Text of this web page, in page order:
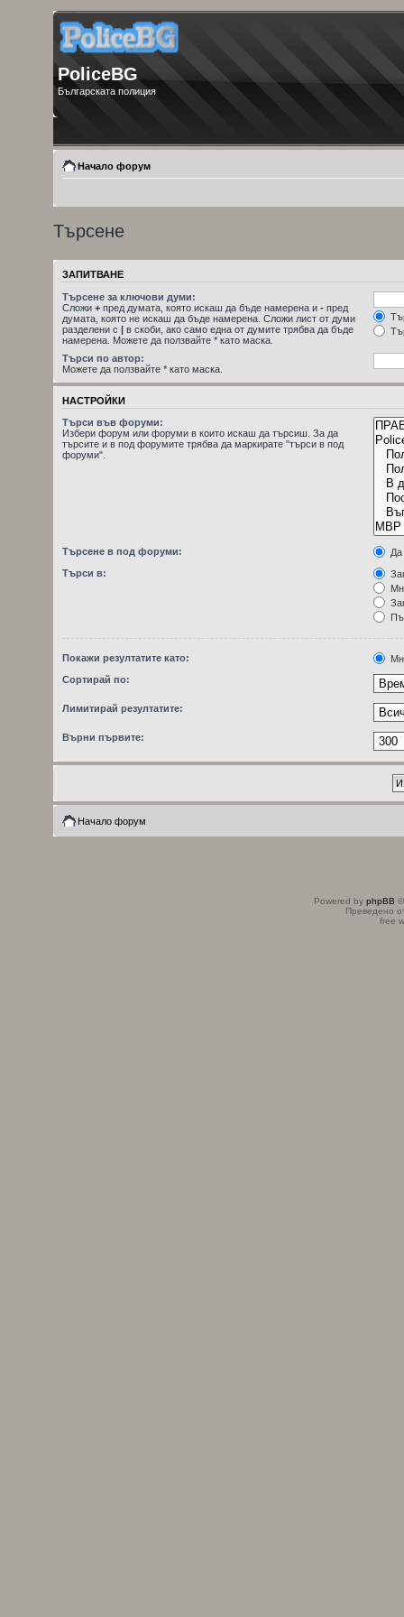
PoliceBG
Българската полиция
Начало форум
Търсене
ЗАПИТВАНЕ
Търсене за ключови думи:
Сложи + пред думата, която искаш да бъде намерена и - пред
думата, която не искаш да бъде намерена. Сложи лист от думи
разделени с | в скоби, ако само една от думите трябва да бъде
намерена. Можете да ползвайте * като маска.
Търси по автор:
Можете да ползвайте * като маска.
НАСТРОЙКИ
Търси във форуми:
Избери форум или форуми в които искаш да търсиш. За да
търсите и в под форумите трябва да маркирате "търси в под
форуми".
Търсене в под форуми:
Да
Търси в:
Покажи резултатите като:
Сортирай по:
Лимитирай резултатите:
Върни първите:
Начало форум
Powered by phpBB
Преведено
free